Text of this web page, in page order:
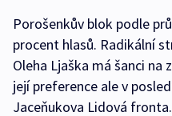
Porošenkův blok podle
procent hlasů. Radikální
Oleha Ljaška má šanci na
její preference ale v
Jaceňukova Lidová